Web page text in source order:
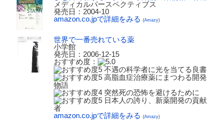
メディカルパースペクティブス
発売日：2004-10
amazon.co.jpで詳細をみる (Amazy)
世界で一番売れている薬
小学館
発売日：2006-12-15
おすすめ度：
不遇の科学者に光を当てる良書
高脂血症治療薬にまつわる開発
物語
突然死の恐怖を避けるために
日本人の誇り、新薬開発の貢献
者
amazon.co.jpで詳細をみる (Amazy)